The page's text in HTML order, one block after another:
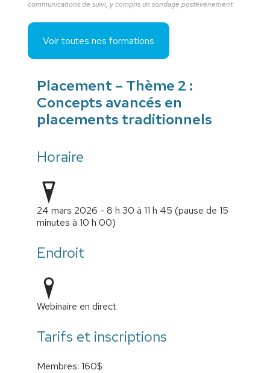
communications de suivi, y compris un sondage postévénement.
Voir toutes nos formations
Placement – Thème 2 :
Concepts avancés en
placements traditionnels
Horaire
24 mars 2026 - 8 h 30 à 11 h 45 (pause de 15
minutes à 10 h 00)
Endroit
Webinaire en direct
Tarifs et inscriptions
Membres: 160$